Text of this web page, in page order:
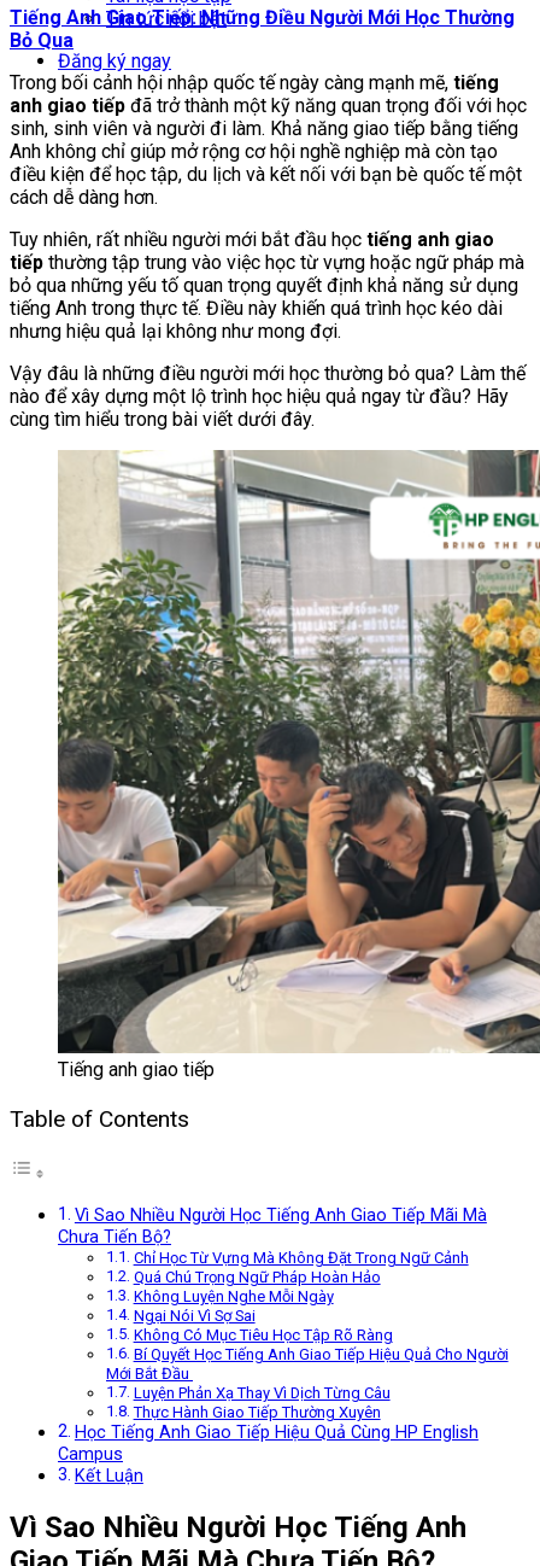
Tin tức nổi bật
Đăng ký ngay
Tiếng Anh Giao Tiếp: Những Điều Người Mới Học Thường
Bỏ Qua
Trong bối cảnh hội nhập quốc tế ngày càng mạnh mẽ, tiếng
anh giao tiếp đã trở thành một kỹ năng quan trọng đối với học
sinh, sinh viên và người đi làm. Khả năng giao tiếp bằng tiếng
Anh không chỉ giúp mở rộng cơ hội nghề nghiệp mà còn tạo
điều kiện để học tập, du lịch và kết nối với bạn bè quốc tế một
cách dễ dàng hơn.
Tuy nhiên, rất nhiều người mới bắt đầu học tiếng anh giao
tiếp thường tập trung vào việc học từ vựng hoặc ngữ pháp mà
bỏ qua những yếu tố quan trọng quyết định khả năng sử dụng
tiếng Anh trong thực tế. Điều này khiến quá trình học kéo dài
nhưng hiệu quả lại không như mong đợi.
Vậy đâu là những điều người mới học thường bỏ qua? Làm thế
nào để xây dựng một lộ trình học hiệu quả ngay từ đầu? Hãy
cùng tìm hiểu trong bài viết dưới đây.
Tiếng anh giao tiếp
Table of Contents
Vì Sao Nhiều Người Học Tiếng Anh Giao Tiếp Mãi Mà
Chưa Tiến Bộ?
Chỉ Học Từ Vựng Mà Không Đặt Trong Ngữ Cảnh
Quá Chú Trọng Ngữ Pháp Hoàn Hảo
Không Luyện Nghe Mỗi Ngày
Ngại Nói Vì Sợ Sai
Không Có Mục Tiêu Học Tập Rõ Ràng
Bí Quyết Học Tiếng Anh Giao Tiếp Hiệu Quả Cho Người
Mới Bắt Đầu
Luyện Phản Xạ Thay Vì Dịch Từng Câu
Thực Hành Giao Tiếp Thường Xuyên
Học Tiếng Anh Giao Tiếp Hiệu Quả Cùng HP English
Campus
Kết Luận
Vì Sao Nhiều Người Học Tiếng Anh